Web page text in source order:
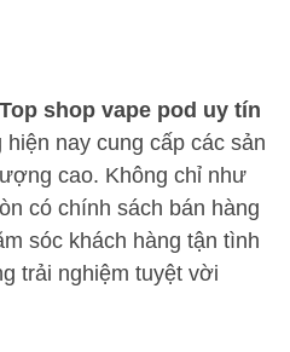
Top shop vape pod uy tín
nay cung cấp các sản
cao. Không chỉ như
có chính sách bán hàng
sóc khách hàng tận tình
trải nghiệm tuyệt vời